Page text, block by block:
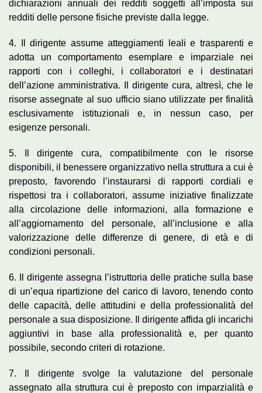
dichiarazioni annuali dei redditi soggetti all’imposta sui
redditi delle persone fisiche previste dalla legge.
4. Il dirigente assume atteggiamenti leali e trasparenti e
adotta un comportamento esemplare e imparziale nei
rapporti con i colleghi, i collaboratori e i destinatari
dell’azione amministrativa. Il dirigente cura, altresì, che le
risorse assegnate al suo ufficio siano utilizzate per finalità
esclusivamente istituzionali e, in nessun caso, per
esigenze personali.
5. Il dirigente cura, compatibilmente con le risorse
disponibili, il benessere organizzativo nella struttura a cui è
preposto, favorendo l’instaurarsi di rapporti cordiali e
rispettosi tra i collaboratori, assume iniziative finalizzate
alla circolazione delle informazioni, alla formazione e
all’aggiornamento del personale, all’inclusione e alla
valorizzazione delle differenze di genere, di età e di
condizioni personali.
6. Il dirigente assegna l’istruttoria delle pratiche sulla base
di un’equa ripartizione del carico di lavoro, tenendo conto
delle capacità, delle attitudini e della professionalità del
personale a sua disposizione. Il dirigente affida gli incarichi
aggiuntivi in base alla professionalità e, per quanto
possibile, secondo criteri di rotazione.
7. Il dirigente svolge la valutazione del personale
assegnato alla struttura cui è preposto con imparzialità e